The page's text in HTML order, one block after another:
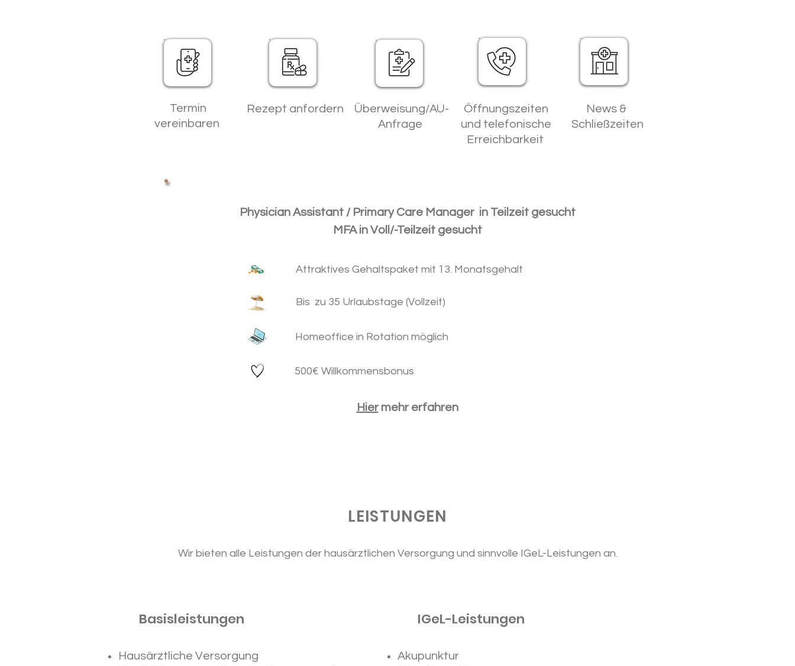
Termin
vereinbaren
Rezept anfordern
Überweisung/AU-
Anfrage
Öffnungszeiten
und telefonische
Erreichbarkeit
News &
Schließzeiten
Physician Assistant / Primary Care Manager in Teilzeit gesucht
MFA in Voll/-Teilzeit gesucht
Hiermehr erfahren
Attraktives Gehaltspaket mit 13. Monatsgehalt
Bis zu 35 Urlaubstage (Vollzeit)
Homeoffice in Rotation möglich
500€ Willkommensbonus
LEISTUNGEN
Wir bieten alle Leistungen der hausärztlichen Versorgung und sinnvolle IGeL-Leistungen an.
Basisleistungen
Hausärztliche Versorgung
IGeL-Leistungen
Akupunktur